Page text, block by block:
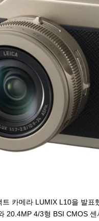
카메라 LUMIX L10을 발표
20.4MP 4/3형 BSI CMOS